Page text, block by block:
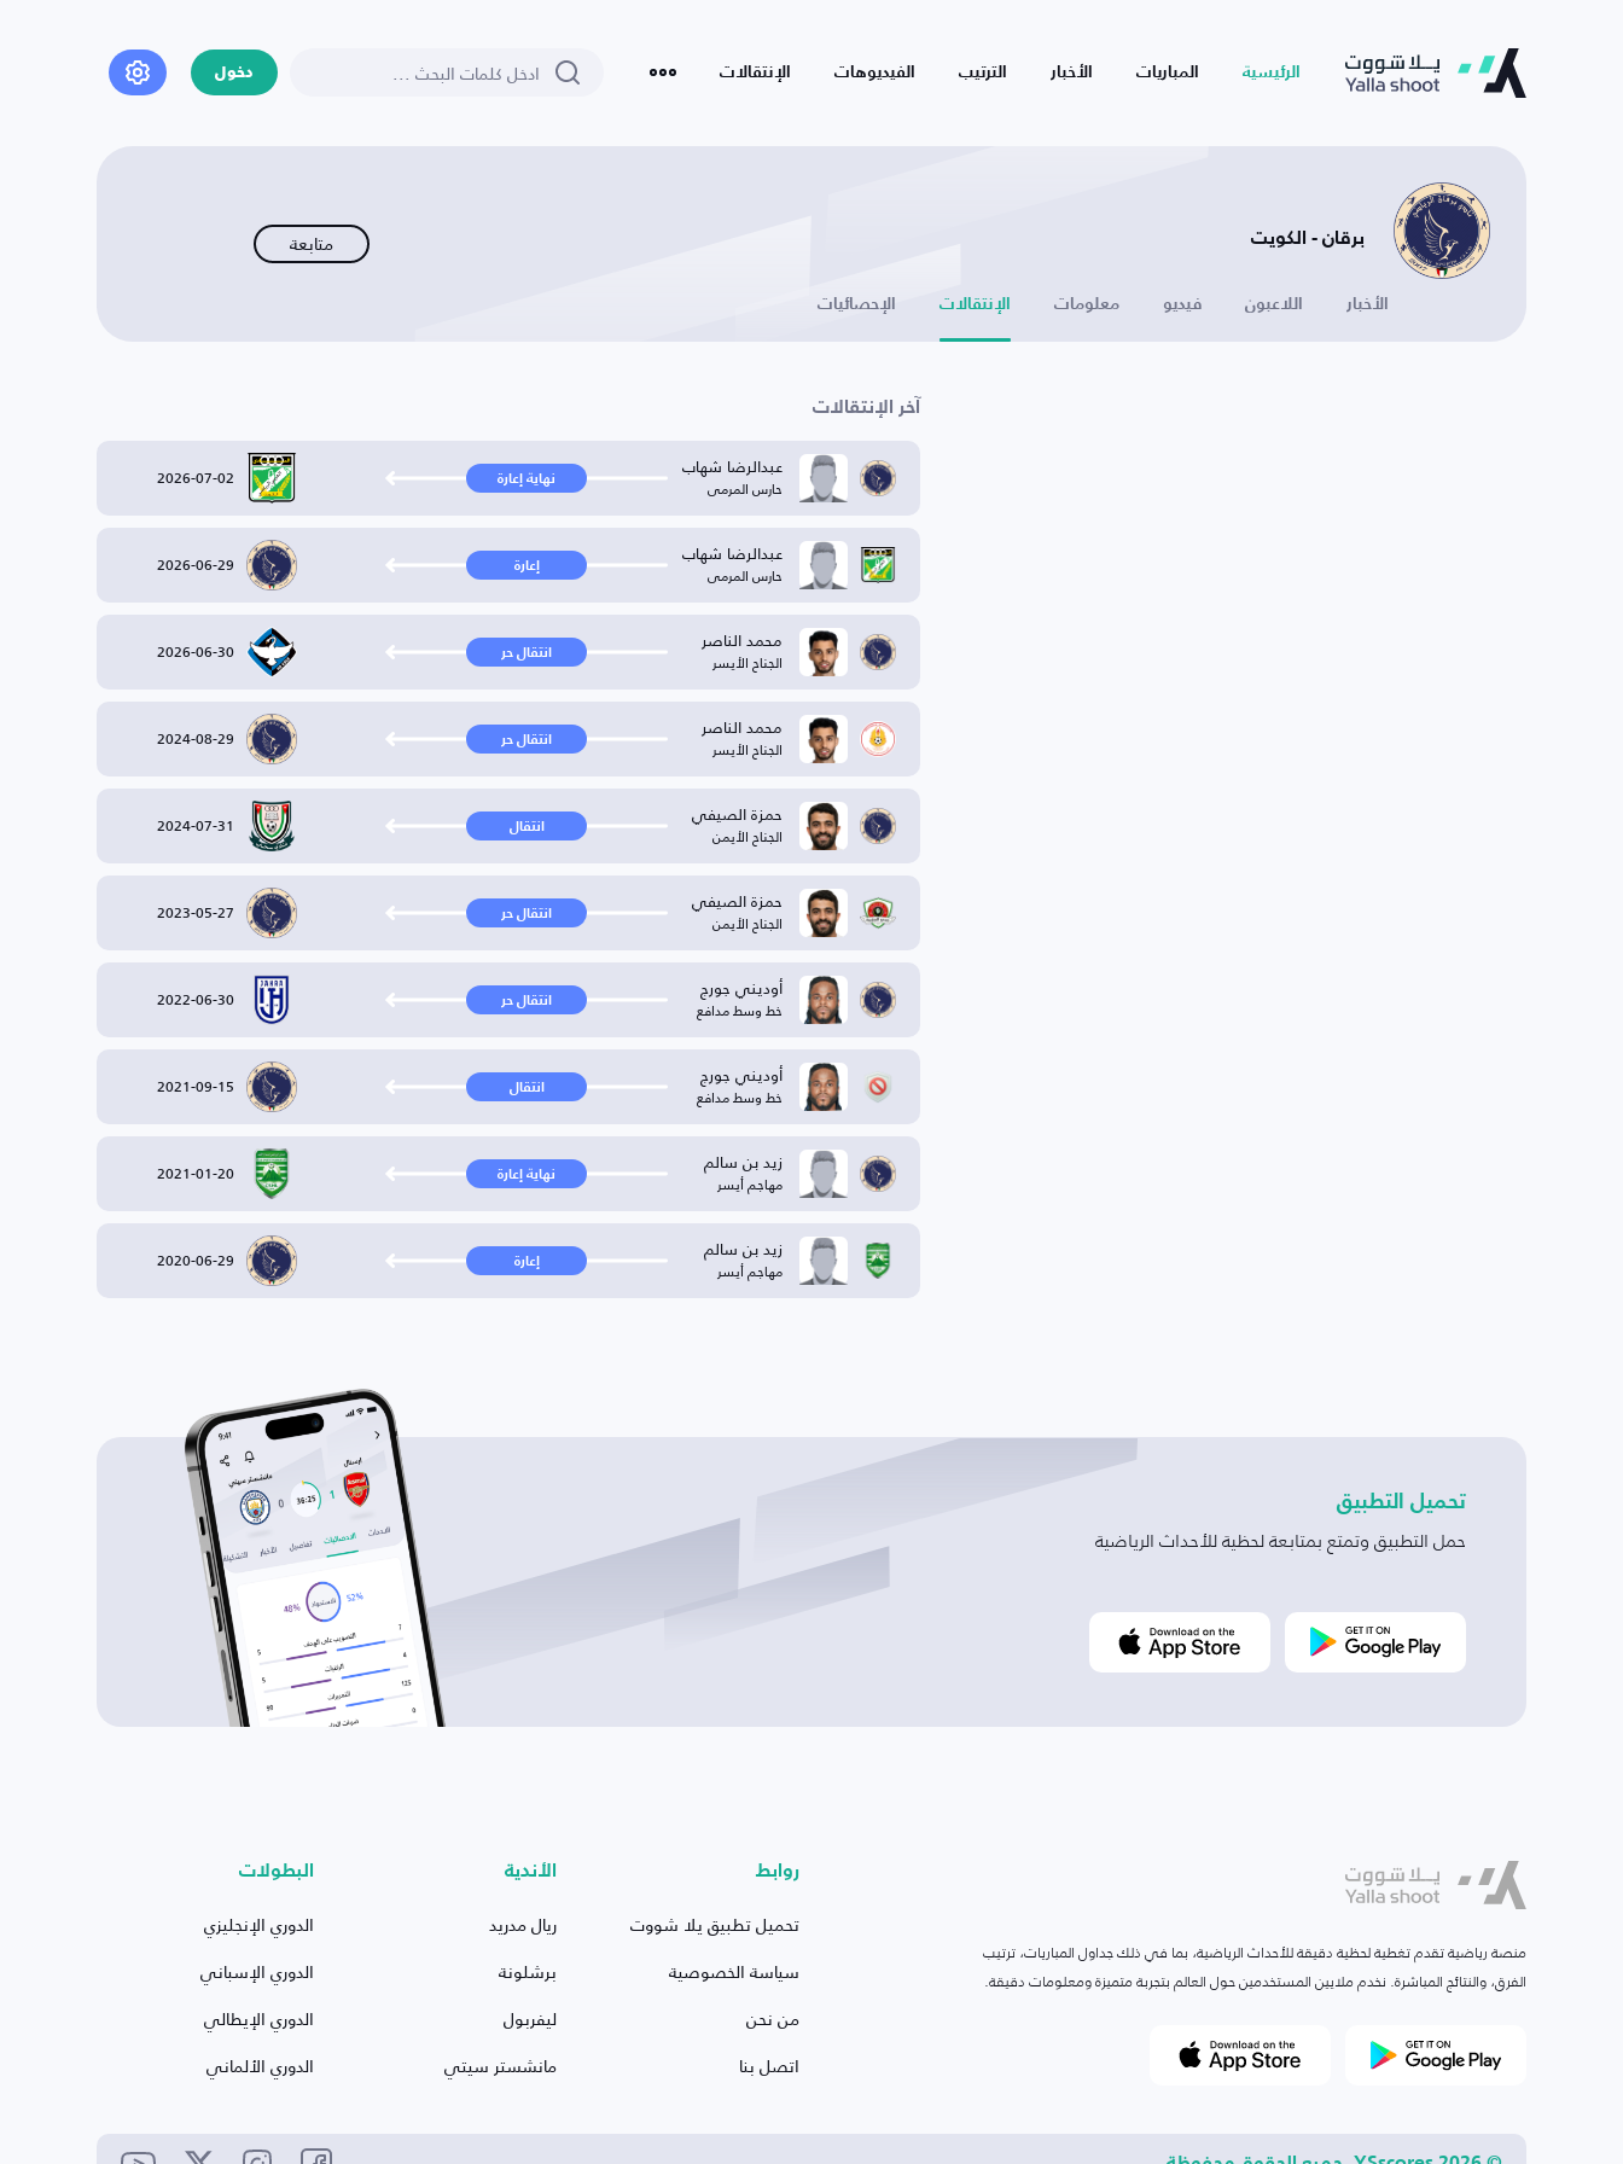
الرئيسية المباريات الأخبار الترتيب الفيديوهات الإنتقالات دخول
برقان - الكويت متابعة
الأخبار اللاعبون فيديو معلومات الإنتقالات الإحصائيات
آخر الإنتقالات
عبدالرضا شهاب
حارس المرمى نهاية إعارة 2026-07-02
عبدالرضا شهاب
حارس المرمى إعارة 2026-06-29
محمد الناصر
الجناح الأيسر انتقال حر 2026-06-30
محمد الناصر
الجناح الأيسر انتقال حر 2024-08-29
حمزة الصيفي
الجناح الأيمن انتقال 2024-07-31
حمزة الصيفي
الجناح الأيمن انتقال حر 2023-05-27
أوديني جورج
خط وسط مدافع انتقال حر 2022-06-30
أوديني جورج
خط وسط مدافع انتقال 2021-09-15
زيد بن سالم
مهاجم أيسر نهاية إعارة 2021-01-20
زيد بن سالم
مهاجم أيسر إعارة 2020-06-29
تحميل التطبيق
حمل التطبيق وتمتع بمتابعة لحظية للأحداث الرياضية
منصة رياضية تقدم تغطية لحظية دقيقة للأحداث الرياضية، بما في ذلك جداول المباريات، ترتيب
الفرق، والنتائج المباشرة. نخدم ملايين المستخدمين حول العالم بتجربة متميزة ومعلومات دقيقة.
روابط
تحميل تطبيق يلا شووت
سياسة الخصوصية
من نحن
اتصل بنا
الأندية
ريال مدريد
برشلونة
ليفربول
مانشستر سيتي
البطولات
الدوري الإنجليزي
الدوري الإسباني
الدوري الإيطالي
الدوري الألماني